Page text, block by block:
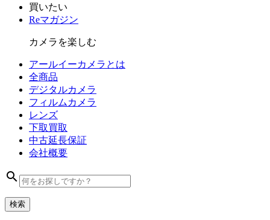
買いたい
Reマガジン
カメラを楽しむ
アールイーカメラとは
全商品
デジタルカメラ
フィルム カメラ
レンズ
下取買取
中古延長保証
会社概要
search